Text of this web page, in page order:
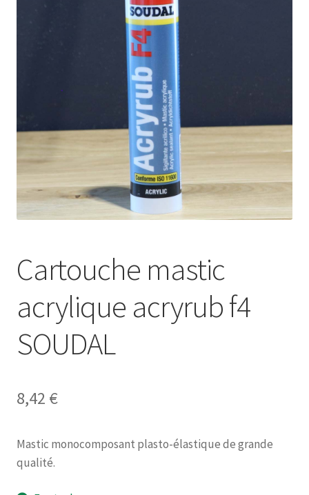
Cartouche mastic
acrylique acryrub f4
SOUDAL
8,42 €
Mastic monocomposant plasto-élastique de grande
qualité.